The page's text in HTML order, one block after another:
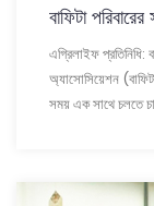
বাফিটা
এগ্রিলাইফ প্রতিনিধি:
অ্যাসোসিয়েশন
সময় এক সাথে চলতে